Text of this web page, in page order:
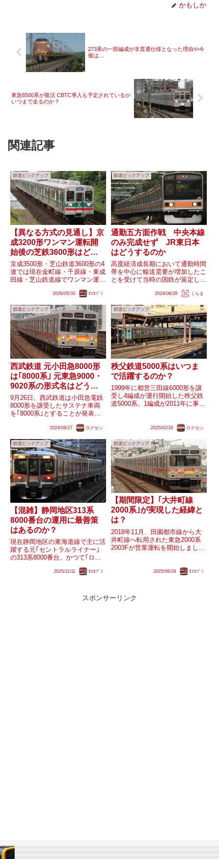
かもしか
273系の一部編成が非貫通仕様となった理由や今
後は…
東急8500系が復活 CBTC導入も予定されているが
いつまで走るのか？
関連記事
鉄道ピックアップ
【異なる方式の見通し】京
成3200形ワンマン運転開
始後の芝鉄3600形はどう
なる？
京成3500形・芝山鉄道3600形の4
連では現在金町線・千原線・東成
田線・芝山鉄道線でワンマン運転
3200形のワンマン対応車が導入
される見通し(既存車も準備工事
済)ですが、同形式は側面カメラ
を用いたワンマン運転にな...
2026/05/30 ｴｽｾﾌﾞﾝ
鉄道ピックアップ
通勤五方面作戦 中央本線
のみ完成せず JR東日本
はどうするのか
高度経済成長期において通勤時間
帯を中心に輸送需要が増加したこ
とを受けて当時の国鉄が策定した
作戦は東海道本線、中央本線、総
武本線、東北本線、常磐線を対象
として貨物線の旅客化や複々線化
などにより輸送力の増強を図る
も...
2024/06/28 くらま
鉄道ピックアップ
西武鉄道 元小田急8000形
は｢8000系｣ 元東急9000・
9020系の形式名はどうな
る？
9月26日、西武鉄道は小田急電鉄
8000形を譲受したサステナ車両
を｢8000系｣とすることが発表さ
での形式が｢8000形｣であったか
るのは他に導入予定の元東急
9000・9020系で...
2024/09/27 ロクセン
鉄道ピックアップ
秩父鉄道5000系はいつま
で活躍するのか？
1999年に都営三田線6000形を譲
受し4編成が運行開始した秩父鉄
道5000系。1編成が2011年に事故
として製造されてから約50年と
れてもおかしく...
2025/02/28 ロクセン
鉄道ピックアップ
【混雑】静岡地区313系
8000番台の運用に最善策
はあるのか？
現在静岡地区の東海道線で主に活
躍する元｢セントラルライナー｣
の313系8000番台。かつて｢ロン
岡地区に転換クロスシート車が導
から歓迎されていましたが...
2025/11/11 ｴｽｾﾌﾞﾝ
鉄道ピックアップ
【期間限定】｢大井町線
2000系｣が実現した経緯と
は？
2018年11月、田園都市線から大
井町線へ転用された東急2000系
2003Fが営業運転を開始しまし
9020系9022Fに改番され、さらに
2025/08/29 ｴｽｾﾌﾞﾝ
スポンサーリンク